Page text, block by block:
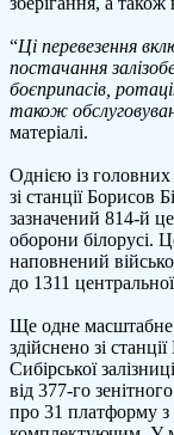
“Ці перевезення
постачання
боєприпасів,
також
матеріалі.
Однією із
зі станції Борисов
зазначений 814-й
оборони білорусі.
наповнений
до 1311
Ще одне масштабне
здійснено зі
Сибірської
від 377-го
про 31 платформу з